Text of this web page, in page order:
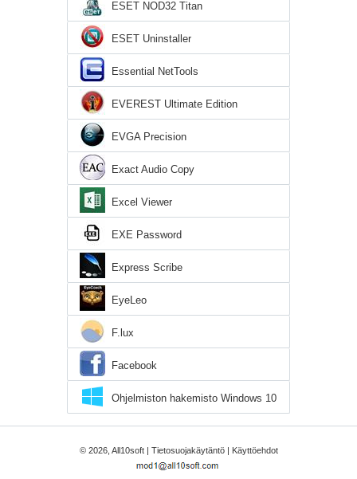
ESET NOD32 Titan
ESET Uninstaller
Essential NetTools
EVEREST Ultimate Edition
EVGA Precision
Exact Audio Copy
Excel Viewer
EXE Password
Express Scribe
EyeLeo
F.lux
Facebook
Ohjelmiston hakemisto Windows 10
© 2026, All10soft | Tietosuojakäytäntö| Käyttöehdot